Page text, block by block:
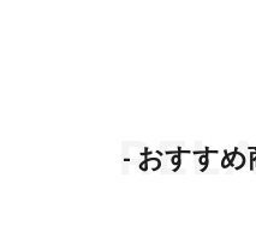
- おすすめ